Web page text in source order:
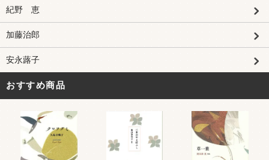
紀野 恵
加藤治郎
安永蕗子
おすすめ商品